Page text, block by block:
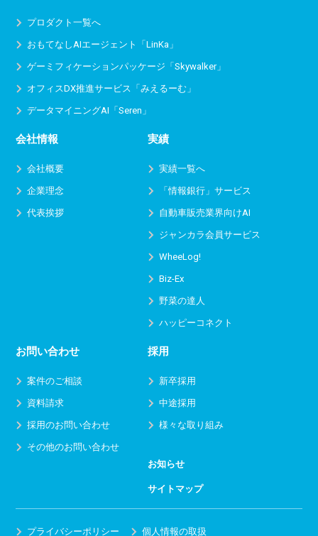
プロダクト一覧へ
おもてなしAIエージェント「LinKa」
ゲーミフィケーションパッケージ「Skywalker」
オフィスDX推進サービス 「みえるーむ」
データマイニングAI「Seren」
会社情報
会社概要
企業理念
代表挨拶
実績
実績一覧へ
「情報銀行」サービス
自動車販売業界向けAI
ジャンカラ会員サービス
WheeLog!
Biz-Ex
野菜の達人
ハッピーコネクト
お問い合わせ
案件のご相談
資料請求
採用のお問い合わせ
その他のお問い合わせ
採用
新卒採用
中途採用
様々な取り組み
お知らせ
サイトマップ
プライバシーポリシー 個人情報の取扱